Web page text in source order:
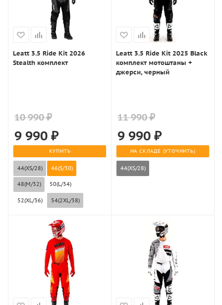
Leatt 3.5 Ride Kit 2026
Stealth комплект
10 990 ₽
9 990 ₽
КУПИТЬ
44(XS/28) 46(S/30)
48(M/32) 50(L/34)
52(XL/36) 54(2XL/38)
Leatt 3.5 Ride Kit 2025 Black
комплект мотоштаны +
джерси, черный
11 990 ₽
9 990 ₽
НА СКЛАДЕ (УТОЧНИТЬ)
44(XS/28)